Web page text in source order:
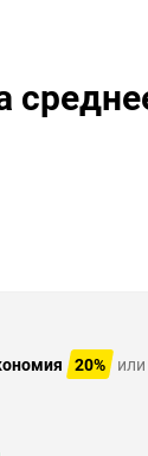
20% или